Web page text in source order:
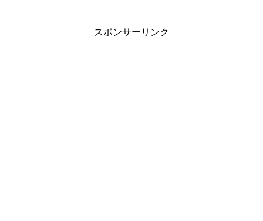
スポンサーリンク